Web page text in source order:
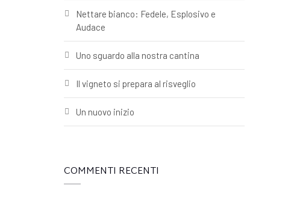
Nettare bianco: Fedele, Esplosivo e
Audace
Uno sguardo alla nostra cantina
Il vigneto si prepara al risveglio
Un nuovo inizio
COMMENTI RECENTI